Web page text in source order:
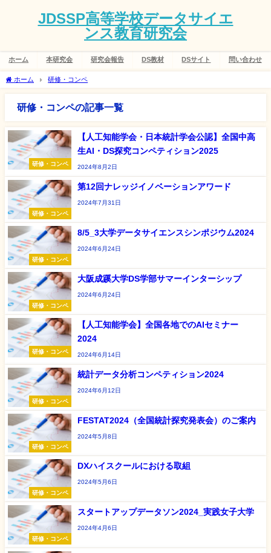
JDSSP高等学校データサイエ
ンス教育研究会
ホーム 本研究会 研究会報告 DS教材 DSサイト 問い合わせ
ホーム 研修・コンペ
研修・コンペの記事一覧
研修・コンペ
【人工知能学会・日本統計学会公認】全国中高
生AI・DS探究コンペティション2025
2024年8月2日
研修・コンペ
第12回ナレッジイノベーションアワード
2024年7月31日
研修・コンペ
8/5_3大学データサイエンスシンポジウム2024
2024年6月24日
研修・コンペ
大阪成蹊大学DS学部サマーインターシップ
2024年6月24日
研修・コンペ
【人工知能学会】全国各地でのAIセミナー
2024
2024年6月14日
研修・コンペ
統計データ分析コンペティション2024
2024年6月12日
研修・コンペ
FESTAT2024（全国統計探究発表会）のご案内
2024年5月8日
研修・コンペ
DXハイスクールにおける取組
2024年5月6日
研修・コンペ
スタートアップデータソン2024_実践女子大学
2024年4月6日